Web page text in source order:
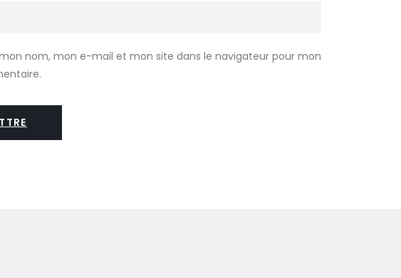
nom, mon e-mail et mon site dans le navigateur pour mon